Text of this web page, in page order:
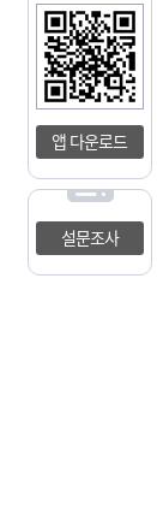
앱 다운로드
설문조사